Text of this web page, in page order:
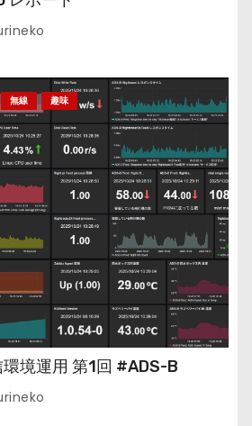
無線 趣味
境運用 第1回 #ADS-B